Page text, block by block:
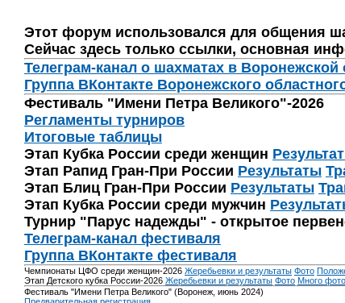
Этот форум использовался для общения
Сейчас здесь только ссылки, основная
Телеграм-канал о шахматах в Воронежской
Группа ВКонтакте Воронежского
Фестиваль "Имени Петра Великого"-2026
Регламенты турниров
Итоговые таблицы
Этап Кубка России среди женщин
Этап Рапид Гран-При России Результаты
Этап Блиц Гран-При России Результаты
Этап Кубка России среди мужчин
Турнир "Парус надежды" - открытое
Телеграм-канал фестиваля
Группа ВКонтакте фестиваля
Чемпионаты ЦФО среди женщин-2026 Жеребьевки и результаты Фото
Этап Детского кубка России-2026 Жеребьевки и результаты Фото Много фото
Фестиваль "Имени Петра Великого" (Воронеж, июнь 2024)